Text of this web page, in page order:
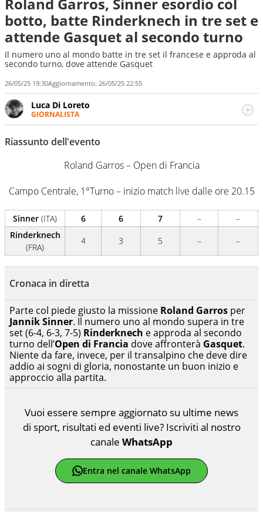
botto, batte Rinderknech in tre set e
attende Gasquet al secondo turno
Il numero uno al mondo batte in tre set il francese e approda al
secondo turno, dove attende Gasquet
26/05/25 19:30Aggiornamento: 26/05/25 22:55
Luca Di Loreto
GIORNALISTA
Giornalista pubblicista, appassionato di sport ma calcio e
tennis restano un capitolo ineguagliabile. Ho capito che il
calcio è una cosa seria quando ho pianto nel giorno in
Federer e Nadal il tennis ha vita ancora lunga quando un
esultava a Sofia per la prima volta in carriera
Riassunto dell'evento
Roland Garros – Open di Francia
Campo Centrale, 1°Turno – inizio match live dalle ore 20.15
Sinner (ITA) 6 6 7 –
–
Rinderknech
(FRA)
4 3 5 – –
Cronaca in diretta
Parte col piede giusto la missione Roland Garros per
Jannik Sinner. Il numero uno al mondo supera in tre
set (6-4, 6-3, 7-5) Rinderknech e approda al secondo
turno dell’Open di Francia dove affronterà Gasquet.
Niente da fare, invece, per il transalpino che deve dire
addio ai sogni di gloria, nonostante un buon inizio e
approccio alla partita.
Vuoi essere sempre aggiornato su ultime news
di sport, risultati ed eventi live? Iscriviti al nostro
canale WhatsApp
Entra nel canale WhatsApp